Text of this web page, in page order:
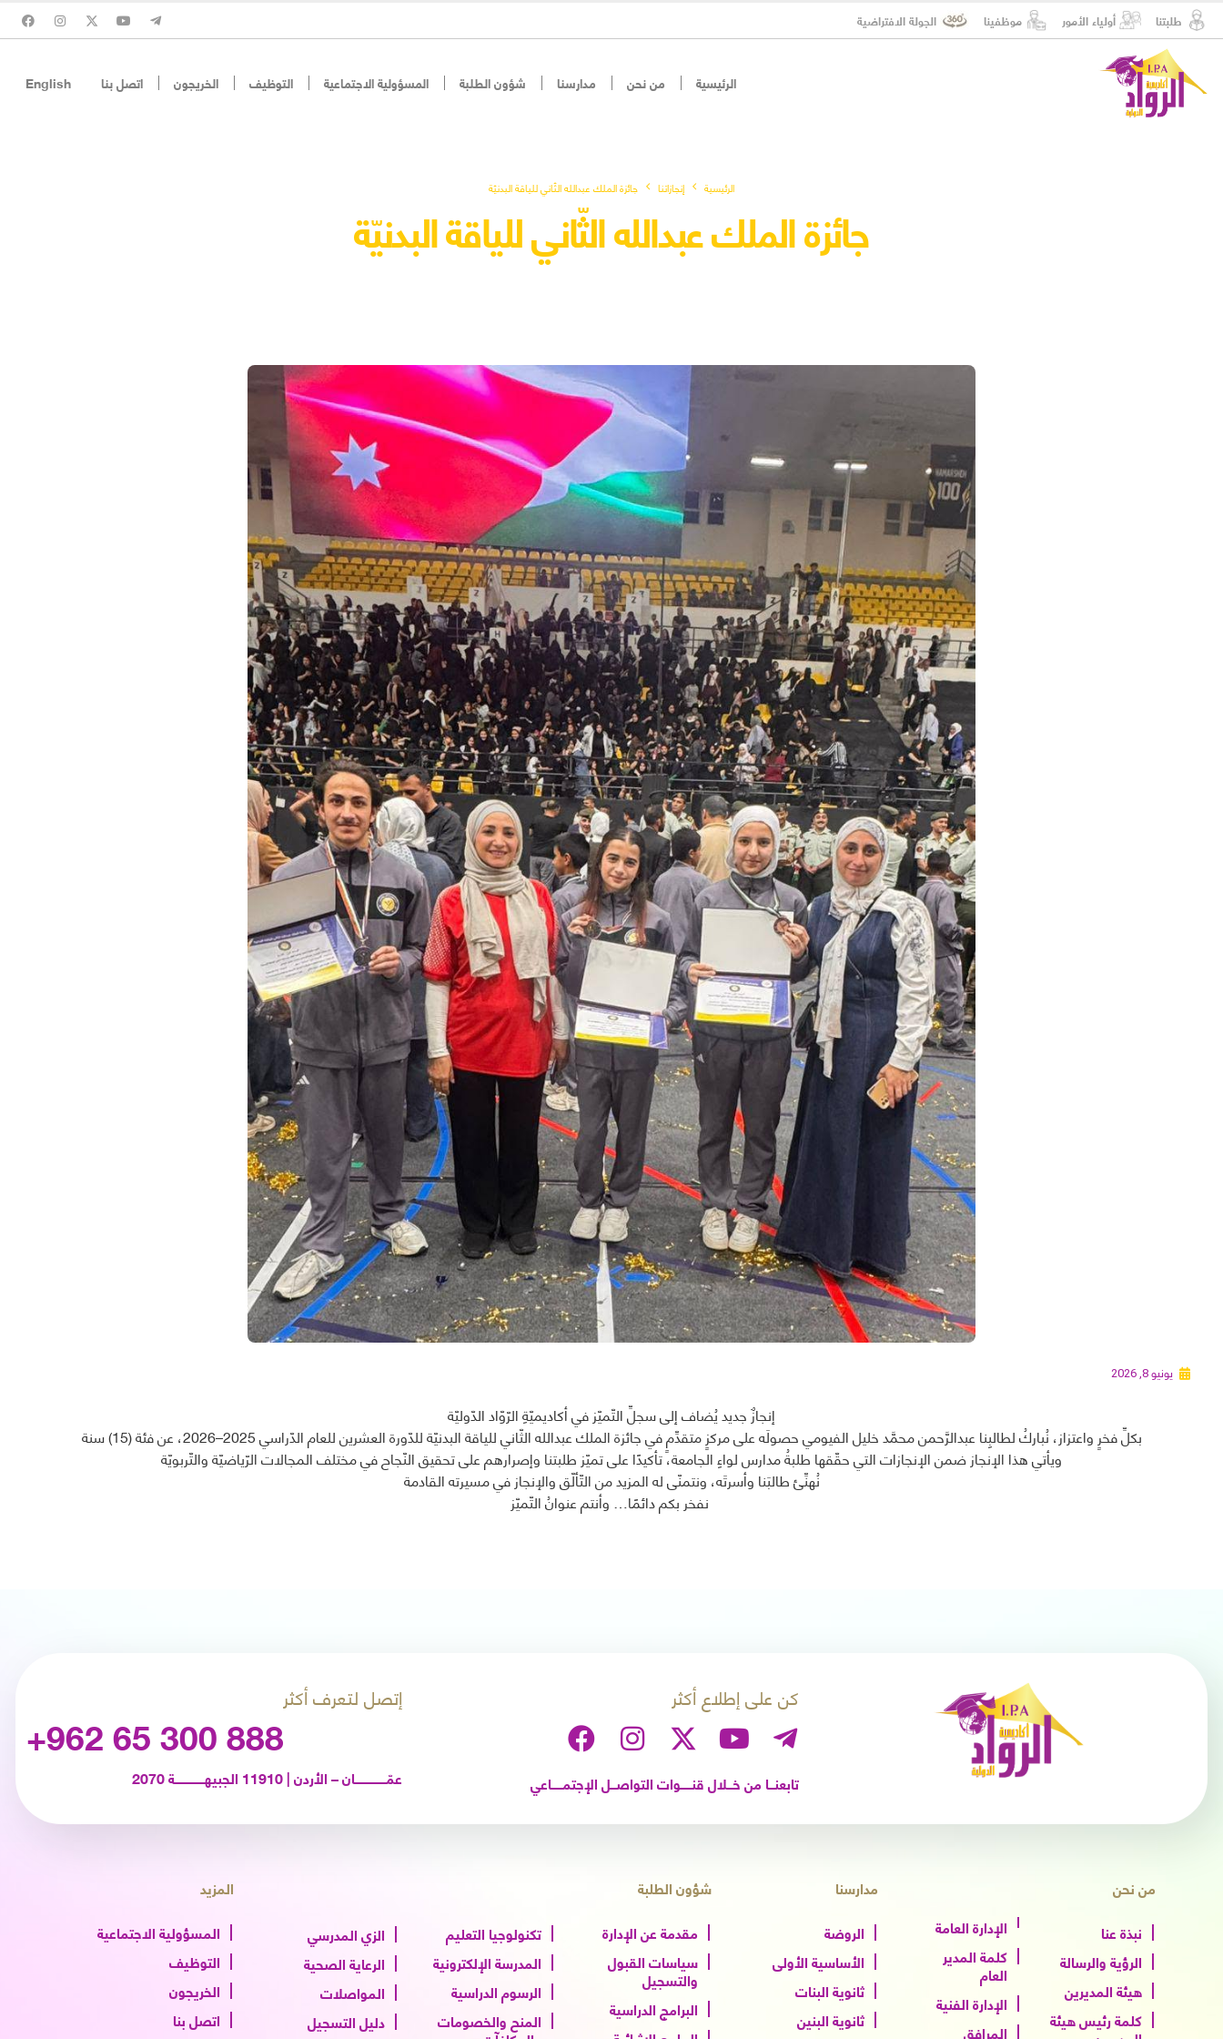
طلبتنا أولياء الأمور موظفينا الجولة الافتراضية
الرئيسية من نحن مدارسنا شؤون الطلبة المسؤولية الاجتماعية التوظيف الخريجون اتصل بنا English
الرئيسية إنجازاتنا جائزة الملك عبدالله الثّاني للياقة البدنيّة
جائزة الملك عبدالله الثّاني للياقة البدنيّة
يونيو 8, 2026
إنجازٌ جديد يُضاف إلى سجلِّ التّميّز في أكاديميّةِ الرّوّاد الدّوليّة
بكلِّ فخرٍ واعتزاز، نُباركُ لطالبِنا عبدالرَّحمن محمَّد خليل الفيومي حصولَه على مركزٍ متقدِّمٍ في جائزة الملك عبدالله الثّاني للياقة البدنيّة للدّورة العشرين للعام الدّراسي 2025–2026، عن فئة (15) سنة
ويأتي هذا الإنجاز ضمن الإنجازات التي حقّقها طلبةُ مدارس لواءِ الجامعة، تأكيدًا على تميّز طلبتنا وإصرارهم على تحقيق النّجاح في مختلف المجالات الرّياضيّة والتّربويّة
نُهنِّئ طالبَنا وأسرتَه، ونتمنّى له المزيد من التّألّق والإنجاز في مسيرته القادمة
نفخر بكم دائمًا… وأنتم عنوانُ التّميّز
كن على إطلاع أكثر
تابعنـــا من خـــلال قنــــــوات التواصـــل الإجتمــــــاعي
إتصل لتعرف أكثر
+962 65 300 888
عمّـــــــــــــــــان – الأردن | 11910 الجبيهــــــــــــــــة 2070
من نحن
نبذة عنا
الرؤية والرسالة
هيئة المديرين
كلمة رئيس هيئة
الإدارة العامة
كلمة المدير
العام
الإدارة الفنية
المرافق
مدارسنا
الروضة
الأساسية الأولى
ثانوية البنات
ثانوية البنين
شؤون الطلبة
مقدمة عن الإدارة
سياسات القبول
والتسجيل
البرامج الدراسية
تكنولوجيا التعليم
المدرسة الإلكترونية
الرسوم الدراسية
المنح والخصومات
الزي المدرسي
الرعاية الصحية
المواصلات
دليل التسجيل
المزيد
المسؤولية الاجتماعية
التوظيف
الخريجون
اتصل بنا